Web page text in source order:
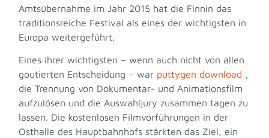
Amtsübernahme im Jahr 2015 hat die Finnin das
traditionsreiche Festival als eines der wichtigsten in
Europa weitergeführt.
Eines ihrer wichtigsten – wenn auch nicht von allen
goutierten Entscheidung – war puttygen download ,
die Trennung von Dokumentar- und Animationsfilm
aufzulösen und die Auswahljury zusammen tagen zu
lassen. Die kostenlosen Filmvorführungen in der
Osthalle des Hauptbahnhofs stärkten das Ziel, ein